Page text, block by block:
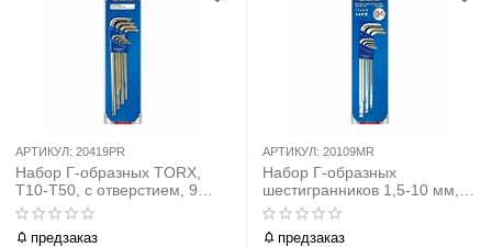
АРТИКУЛ: 20419PR
Набор Г-образных TORX,
T10-T50, с отверстием, 9
предметов
предзаказ
АРТИКУЛ: 20109MR
Набор Г-образных
шестигранников 1,5-10 мм, с
шаровым окончанием, 9
предметов
предзаказ